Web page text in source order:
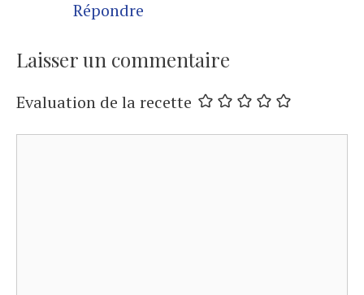
Répondre
Laisser un commentaire
Evaluation de la recette